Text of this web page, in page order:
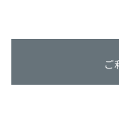
ご